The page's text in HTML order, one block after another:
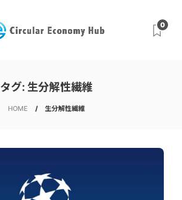
0
タグ: 生分解性繊維
HOME 生分解性繊維